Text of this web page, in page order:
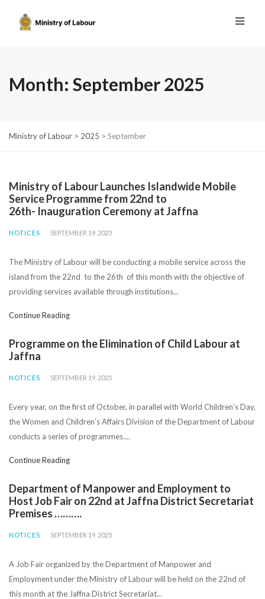
Month: September 2025
Ministry of Labour > 2025 > September
Ministry of Labour Launches Islandwide Mobile
Service Programme from 22nd to
26th- Inauguration Ceremony at Jaffna
NOTICES SEPTEMBER 19, 2025
The Ministry of Labour will be conducting a mobile service across the
island from the 22nd to the 26th of this month with the objective of
providing services available through institutions...
Continue Reading
Programme on the Elimination of Child Labour at
Jaffna
NOTICES SEPTEMBER 19, 2025
Every year, on the first of October, in parallel with World Children’s Day,
the Women and Children’s Affairs Division of the Department of Labour
conducts a series of programmes....
Continue Reading
Department of Manpower and Employment to
Host Job Fair on 22nd at Jaffna District Secretariat
Premises ……….
NOTICES SEPTEMBER 19, 2025
A Job Fair organized by the Department of Manpower and
Employment under the Ministry of Labour will be held on the 22nd of
this month at the Jaffna District Secretariat...